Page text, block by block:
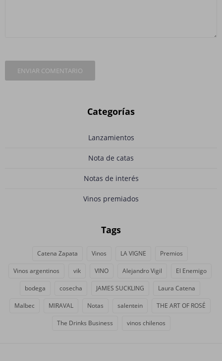
ENVIAR COMENTARIO
Categorías
Lanzamientos
Nota de catas
Notas de interés
Vinos premiados
Tags
Catena Zapata Vinos LA VIGNE Premios
Vinos argentinos vik VINO Alejandro Vigil El Enemigo
bodega cosecha JAMES SUCKLING Laura Catena
Malbec MIRAVAL Notas salentein THE ART OF ROSÉ
The Drinks Business vinos chilenos